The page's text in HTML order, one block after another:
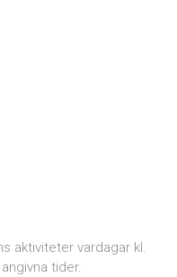
aktiviteter vardagar kl.
tider.